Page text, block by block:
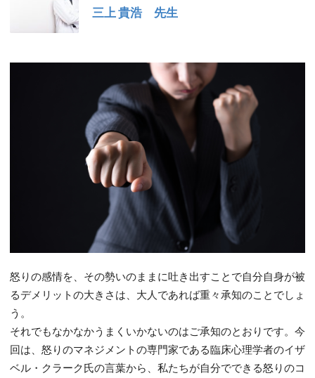
三上 貴浩 先生
怒りの感情を、その勢いのままに吐き出すことで自分自身が被
るデメリットの大きさは、大人であれば重々承知のことでしょ
う。
それでもなかなかうまくいかないのはご承知のとおりです。今
回は、怒りのマネジメントの専門家である臨床心理学者のイザ
ベル・クラーク氏の言葉から、私たちが自分でできる怒りのコ